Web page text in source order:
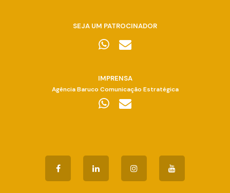
SEJA UM PATROCINADOR
IMPRENSA
​Agência Baruco Comunicação Estratégica